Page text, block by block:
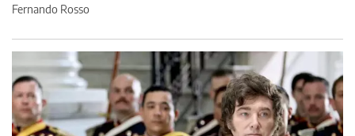
Fernando Rosso